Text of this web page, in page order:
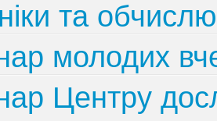
та
молодих
Центру